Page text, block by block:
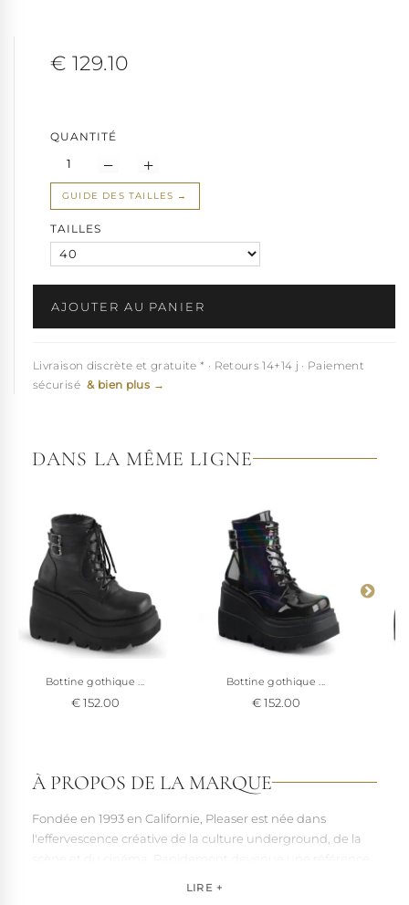
surprise par son confort et la facilité de marche qui en a surprise
plus d'une ! Elles seront parfaites donc pour de longs festivals... A
€ 129.10
QUANTITÉ
GUIDE DES TAILLES
TAILLES
AJOUTER AU PANIER
Livraison discrète et gratuite * · Retours 14+14 j · Paiement
sécurisé & bien plus →
DANS LA MÊME LIGNE
Bottine gothique ...
€ 152.00
Bottine gothique ...
€ 152.00
À PROPOS DE LA MARQUE
Fondée en 1993 en Californie, Pleaser est née dans
l'effervescence créative de la culture underground, de la
LIRE +